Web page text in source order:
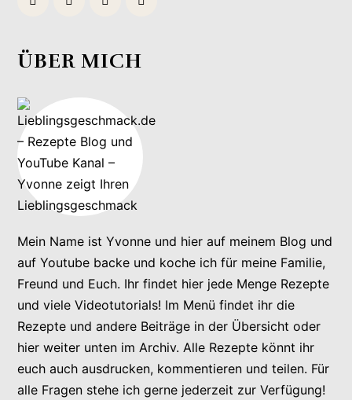
ÜBER MICH
Mein Name ist Yvonne und hier auf meinem Blog und
auf Youtube backe und koche ich für meine Familie,
Freund und Euch. Ihr findet hier jede Menge Rezepte
und viele Videotutorials! Im Menü findet ihr die
Rezepte und andere Beiträge in der Übersicht oder
hier weiter unten im Archiv. Alle Rezepte könnt ihr
euch auch ausdrucken, kommentieren und teilen. Für
alle Fragen stehe ich gerne jederzeit zur Verfügung!